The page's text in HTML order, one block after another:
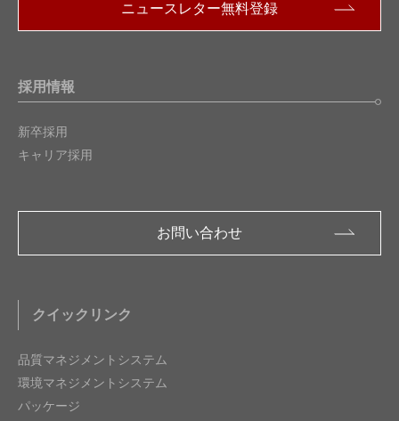
ニュースレター無料登録
採用情報
新卒採用
キャリア採用
お問い合わせ
クイックリンク
品質マネジメントシステム
環境マネジメントシステム
パッケージ